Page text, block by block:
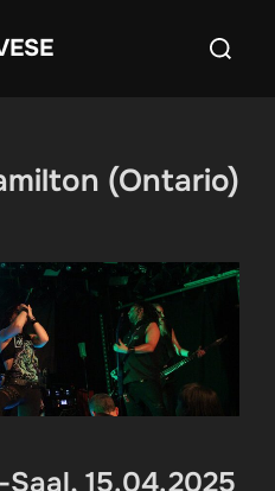
Suchen
(Ontario)
15.04.2025